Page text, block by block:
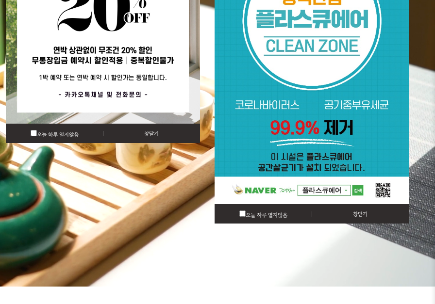
오늘 하루 열지않음 창닫기
오늘 하루 열지않음 창닫기